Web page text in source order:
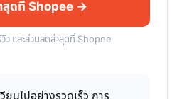
สุดที่ Shopee →
วิว และส่วนลดล่าสุดที่ Shopee